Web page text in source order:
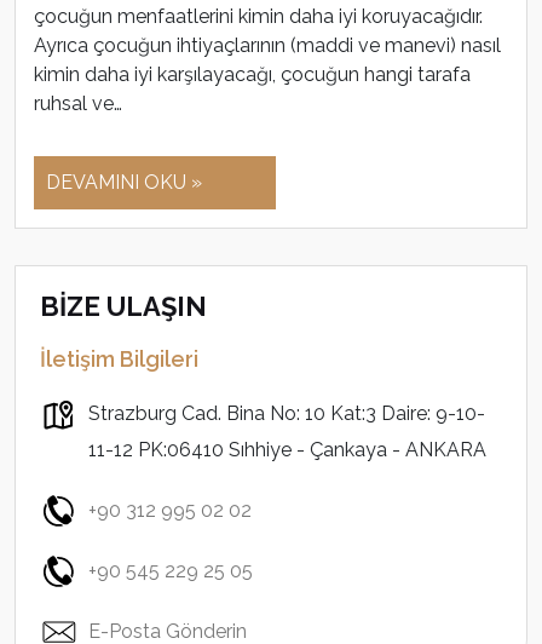
çocuğun menfaatlerini kimin daha iyi koruyacağıdır.
Ayrıca çocuğun ihtiyaçlarının (maddi ve manevi) nasıl
kimin daha iyi karşılayacağı, çocuğun hangi tarafa
ruhsal ve…
DEVAMINI OKU »
BİZE ULAŞIN
İletişim Bilgileri
Strazburg Cad. Bina No: 10 Kat:3 Daire: 9-10-
11-12 PK:06410 Sıhhiye - Çankaya - ANKARA
+90 312 995 02 02
+90 545 229 25 05
E-Posta Gönderin